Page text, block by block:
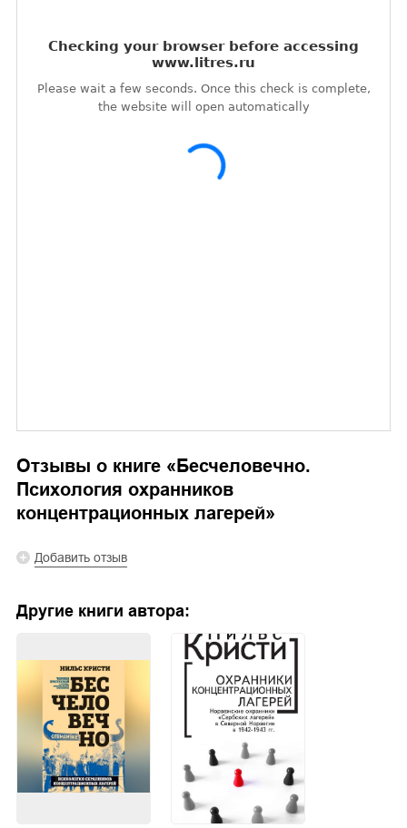
Отзывы о книге « Бесчеловечно.
Психология охранников
концентрационных лагерей»
Добавить отзыв
Другие книги автора: